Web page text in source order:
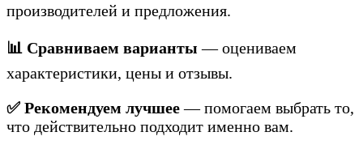
производителей и предложения.
📊 Сравниваем варианты — оцениваем
характеристики, цены и отзывы.
✅ Рекомендуем лучшее— помогаем выбрать то,
что действительно подходит именно вам.